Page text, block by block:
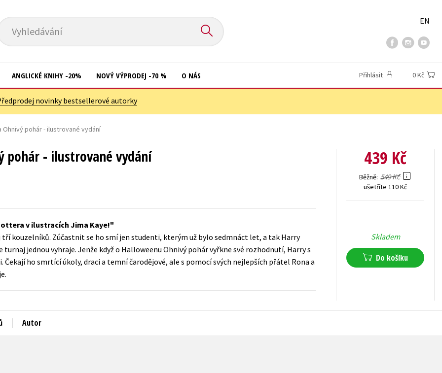
Vyhledávání
EN
Kuchařky
New Adult
Populárně - naučná pro dospělé
Populárně - naučné pro děti
Předškoláci
Učebnice
Young adult (SK)
Zahraniční literatura
tituly
ANGLICKÉ KNIHY -20% NOVÝ VÝPRODEJ -70 % O NÁS Přihlásit 0 Kč
novinky bestsellerové autorky
Ohnivý pohár - ilustrované vydání
pohár - ilustrované vydání
v ilustracích Jima Kaye!
tří kouzelníků. Zúčastnit se ho smí jen studenti, kterým už bylo sedmnáct let, a tak Harry
jednou vyhraje. Jenže když o Halloweenu Ohnivý pohár vyřkne své rozhodnutí, Harry s
Čekají ho smrtící úkoly, draci a temní čarodějové, ale s pomocí svých nejlepších přátel Rona a
439 Kč
Běžně 549 Kč
ušetříte 110 Kč
Skladem
Do košíku
Autor